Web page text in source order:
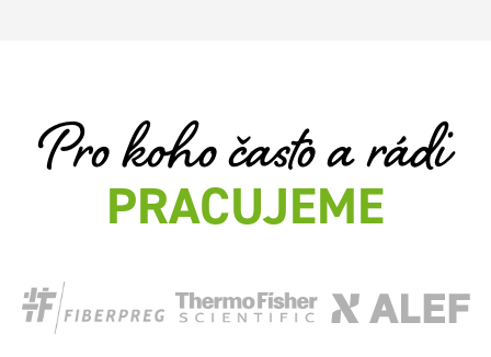
Pro koho často a rádi
PRACUJEME